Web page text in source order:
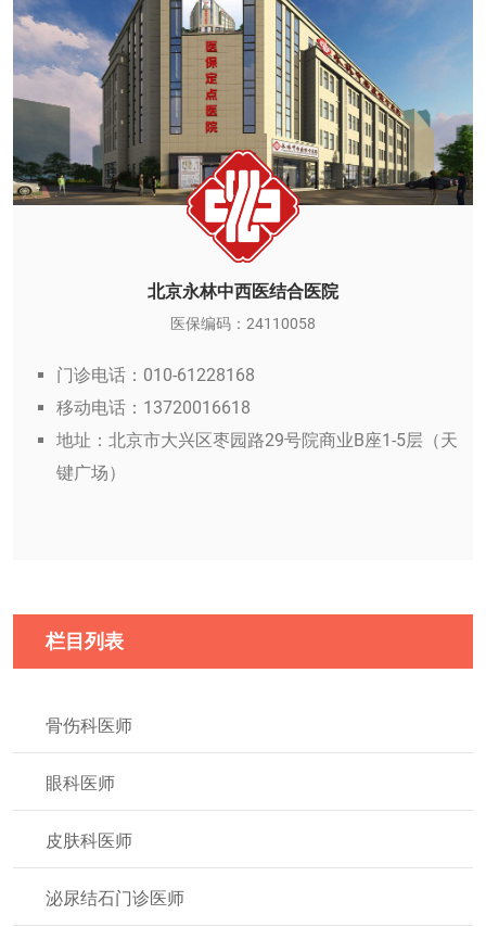
北京永林中西医结合医院
医保编码：24110058
门诊电话：010-61228168
移动电话：13720016618
地址：北京市大兴区枣园路29号院商业B座1-5层（天
键广场）
栏目列表
骨伤科医师
眼科医师
皮肤科医师
泌尿结石门诊医师